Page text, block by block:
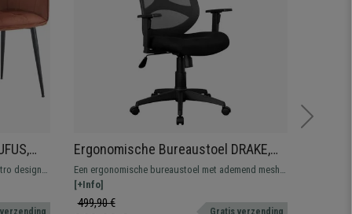
design,
te
Ergonomische Bureaustoel DRAKE,
met Verstelbare Hoofdsteun en
Armleuningen, Ademend Mesh, Zwart
Een ergonomische bureaustoel met ademend mesh,
kantelmechanisme en verstelbare hoofdsteun.
[+Info]
499,90 €
Gratis verzending